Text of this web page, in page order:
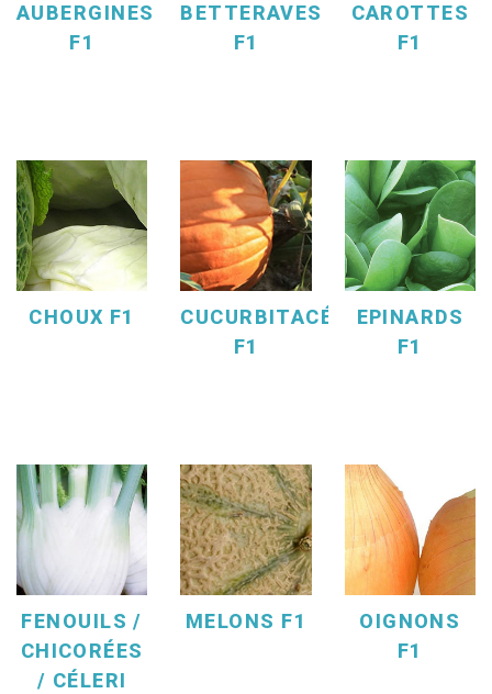
AUBERGINES
F1
BETTERAVES
F1
CAROTTES
F1
CHOUX F1
CUCURBITACÉES
F1
EPINARDS
F1
FENOUILS /
CHICORÉES
/ CÉLERI
MELONS F1
OIGNONS
F1